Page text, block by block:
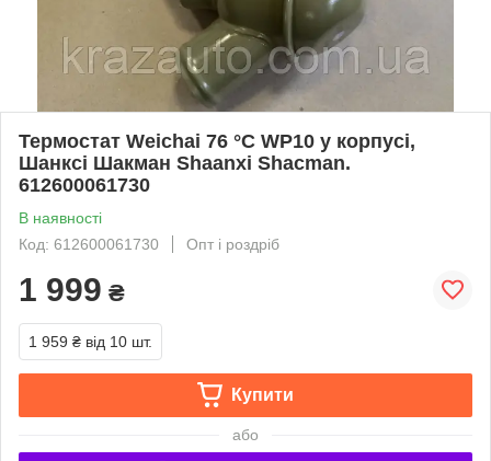
Термостат Weichai 76 °C WP10 у корпусі,
Шанксі Шакман Shaanxi Shacman.
612600061730
В наявності
Код: 612600061730
Опт і роздріб
1 999 ₴
1 959 ₴ від 10 шт.
Купити
або